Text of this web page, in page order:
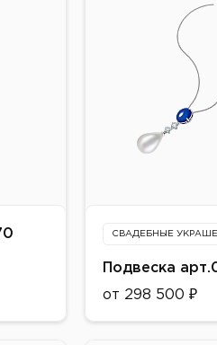
СВАДЕБНЫЕ
Подвеска
от 298 500 ₽